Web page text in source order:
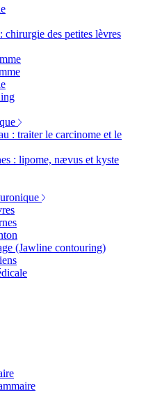
chirurgie des petites lèvres
: traiter le carcinome et le
: lipome, nævus et kyste
(Jawline contouring)